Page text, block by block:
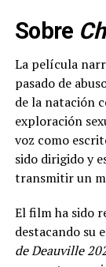
Sobre
La película
pasado de
de la natación
exploración
voz como
sido dirigido y
transmitir un
El film ha sido
destacando su
de Deauville